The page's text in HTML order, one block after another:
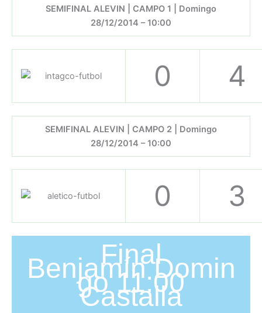
SEMIFINAL ALEVIN | CAMPO 1 | Domingo
28/12/2014 – 10:00
0 4
SEMIFINAL ALEVIN | CAMPO 2 | Domingo
28/12/2014 – 10:00
0 3
Final
Benjamín Domin
go 11:00
Castalla